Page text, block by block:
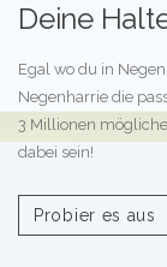
Deine
Egal wo du in
Negenharrie die
3 Millionen
dabei sein!
Probier es aus